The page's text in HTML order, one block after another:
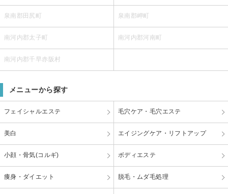
泉南郡田尻町 泉南郡岬町
南河内郡太子町 南河内郡河南町
南河内郡千早赤阪村
メニューから探す
フェイシャルエステ 毛穴ケア・毛穴エステ
美白 エイジングケア・リフトアップ
小顔・骨気(コルギ) ボディエステ
痩身・ダイエット 脱毛・ムダ毛処理